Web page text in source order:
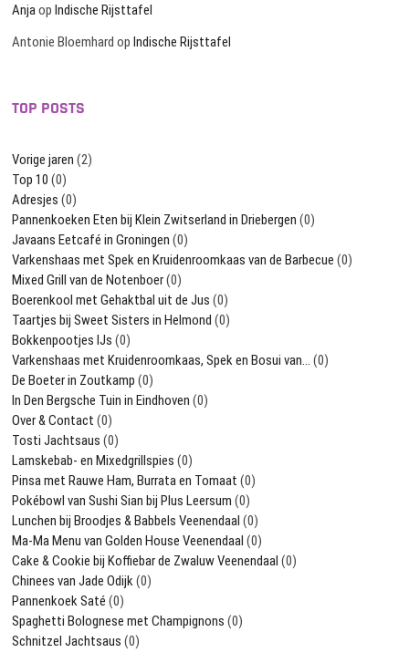
AnjaopIndische Rijsttafel
Antonie Bloemhard opIndische Rijsttafel
TOP POSTS
Vorige jaren (2)
Top 10 (0)
Adresjes (0)
Pannenkoeken Eten bij Klein Zwitserland in Driebergen (0)
Javaans Eetcafé in Groningen (0)
Varkenshaas met Spek en Kruidenroomkaas van de Barbecue (0)
Mixed Grill van de Notenboer(0)
Boerenkool met Gehaktbal uit de Jus (0)
Taartjes bij Sweet Sisters in Helmond (0)
Bokkenpootjes IJs (0)
Varkenshaas met Kruidenroomkaas, Spek en Bosui van… (0)
De Boeter in Zoutkamp (0)
In Den Bergsche Tuin in Eindhoven (0)
Over & Contact (0)
Tosti Jachtsaus (0)
Lamskebab- en Mixedgrillspies (0)
Pinsa met Rauwe Ham, Burrata en Tomaat (0)
Pokébowl van Sushi Sian bij Plus Leersum (0)
Lunchen bij Broodjes & Babbels Veenendaal (0)
Ma-Ma Menu van Golden House Veenendaal (0)
Cake & Cookie bij Koffiebar de Zwaluw Veenendaal (0)
Chinees van Jade Odijk(0)
Pannenkoek Saté (0)
Spaghetti Bolognese met Champignons (0)
Schnitzel Jachtsaus (0)